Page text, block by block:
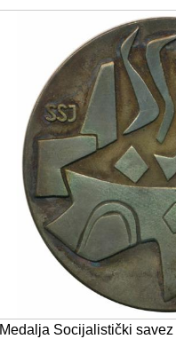
Medalja Socijalistički